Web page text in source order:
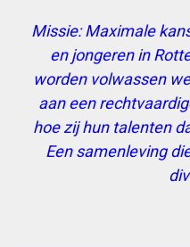
Missie: Maximale
en jongeren in
worden volwassen
aan een
hoe zij hun talenten
Een samenleving